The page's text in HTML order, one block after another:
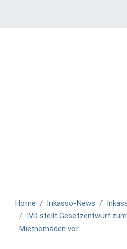
Home Inkasso-News
IVD stellt Gesetzentwurf
Mietnomaden vor